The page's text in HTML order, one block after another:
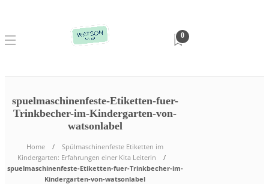
0
spuelmaschinenfeste-Etiketten-fuer-
Trinkbecher-im-Kindergarten-von-
watsonlabel
Home
Spülmaschinenfeste Etiketten im
Kindergarten: Erfahrungen einer Kita Leiterin
spuelmaschinenfeste-Etiketten-fuer-Trinkbecher-im-
Kindergarten-von-watsonlabel